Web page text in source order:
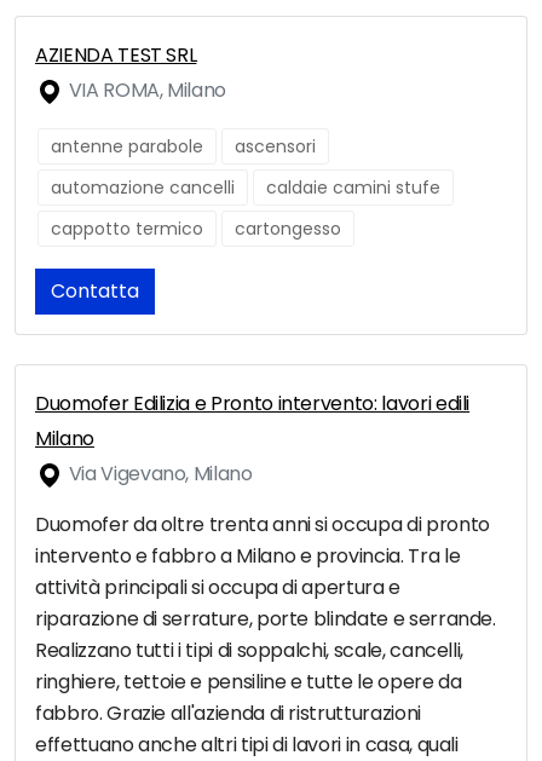
AZIENDA TEST SRL
VIA ROMA, Milano
antenne parabole
ascensori
automazione cancelli
caldaie camini stufe
cappotto termico
cartongesso
Contatta
Duomofer Edilizia e Pronto intervento: lavori edili
Milano
Via Vigevano, Milano
Duomofer da oltre trenta anni si occupa di pronto
intervento e fabbro a Milano e provincia. Tra le
attività principali si occupa di apertura e
riparazione di serrature, porte blindate e serrande.
Realizzano tutti i tipi di soppalchi, scale, cancelli,
ringhiere, tettoie e pensiline e tutte le opere da
fabbro. Grazie all'azienda di ristrutturazioni
effettuano anche altri tipi di lavori in casa, quali